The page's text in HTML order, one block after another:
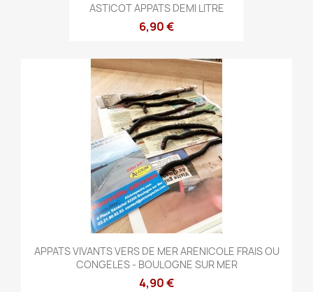
ASTICOT APPATS DEMI LITRE
6,90 €
APPATS VIVANTS VERS DE MER ARENICOLE FRAIS OU
CONGELES - BOULOGNE SUR MER
4,90 €